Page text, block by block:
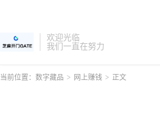
欢迎光临
我们一直在努力
当前位置： 数字藏品 > 网上赚钱 > 正文